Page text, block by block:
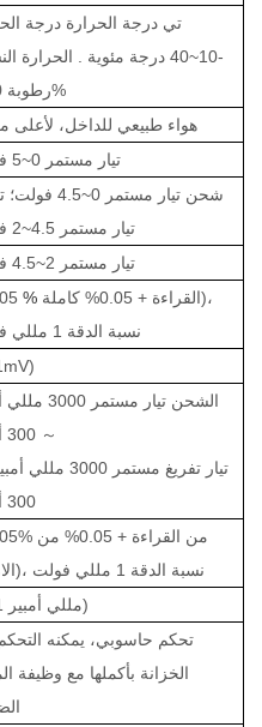
تي درجة الحرارة درجة
-10~40 درجة مئوية
. الحرارة
رطوبة 80%
هواء طبيعي للداخل، لأعلى
تيار مستمر 0~5 فولت
شحن تيار مستمر
تيار مستمر 4.5~2 فولت
تيار مستمر 2~4.5 فولت
% القراءة + 0.05% كاملة)،
نسبة الدقة 1 مللي فولت
الشحن تيار مستمر 3000 مللي أمبير
～ 300 أمبير
تيار تفريغ مستمر 3000 مللي أمبير
300 أمبير
±(0.05% من
الامتلاء)، نسبة الدقة 1 مللي فولت
≤(±1 مللي أمبير)
تحكم حاسوبي، يمكنه
الخزانة بأكملها مع وظيفة